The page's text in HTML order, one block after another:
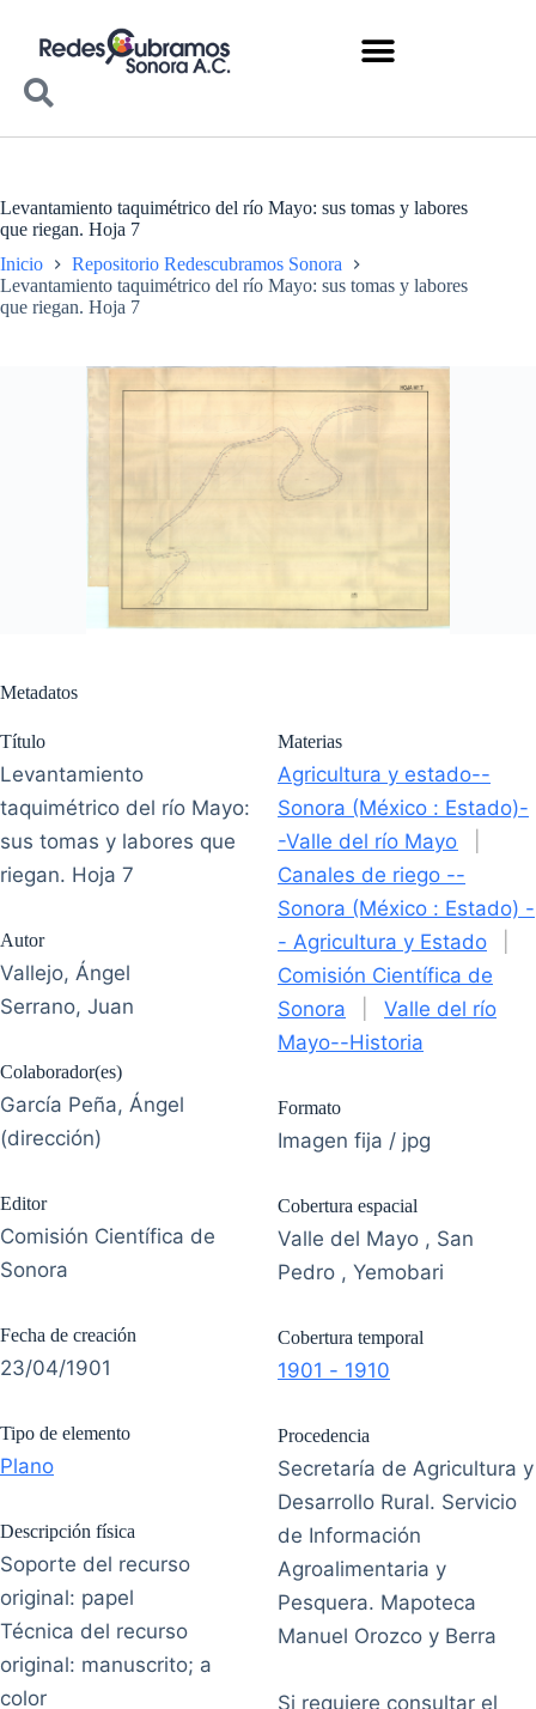
Levantamiento taquimétrico del río Mayo: sus tomas y labores
que riegan. Hoja 7
Inicio
Repositorio Redescubramos Sonora
Levantamiento taquimétrico del río Mayo: sus tomas y labores
que riegan. Hoja 7
Metadatos
Título
Levantamiento
taquimétrico del río Mayo:
sus tomas y labores que
riegan. Hoja 7
Autor
Vallejo, Ángel
Serrano, Juan
Colaborador(es)
García Peña, Ángel
(dirección)
Editor
Comisión Científica de
Sonora
Fecha de creación
23/04/1901
Tipo de elemento
Plano
Descripción física
Soporte del recurso
original: papel
Técnica del recurso
original: manuscrito; a
color
Materias
Agricultura y estado--
Sonora (México : Estado)-
-Valle del río Mayo
Canales de riego --
Sonora (México : Estado) -
- Agricultura y Estado
Comisión Científica de
Sonora
Valle del río
Mayo--Historia
Formato
Imagen fija / jpg
Cobertura espacial
Valle del Mayo , San
Pedro , Yemobari
Cobertura temporal
1901 - 1910
Procedencia
Secretaría de Agricultura y
Desarrollo Rural. Servicio
de Información
Agroalimentaria y
Pesquera. Mapoteca
Manuel Orozco y Berra
Si requiere consultar el